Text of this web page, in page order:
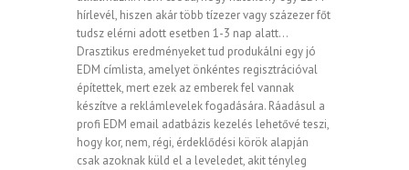
hírlevél, hiszen akár több tízezer vagy százezer főt
tudsz elérni adott esetben 1-3 nap alatt…
Drasztikus eredményeket tud produkálni egy jó
EDM címlista, amelyet önkéntes regisztrációval
építettek, mert ezek az emberek fel vannak
készítve a reklámlevelek fogadására. Ráadásul a
profi EDM email adatbázis kezelés lehetővé teszi,
hogy kor, nem, régi, érdeklődési körök alapján
csak azoknak küld el a leveledet, akit tényleg